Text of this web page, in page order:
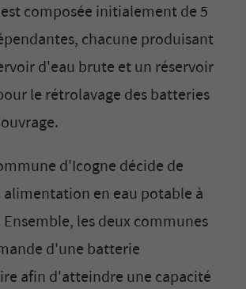
composée initialement de 5
chacune produisant
d'eau brute et un réservoir
le rétrolavage des batteries
d'Icogne décide de
en eau potable à
Ensemble, les deux communes
d'une batterie
afin d'atteindre une capacité